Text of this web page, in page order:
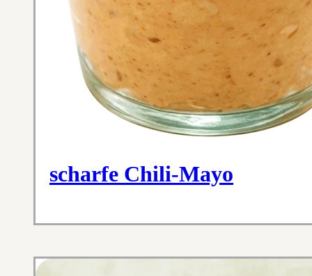
scharfe Chili-Mayo